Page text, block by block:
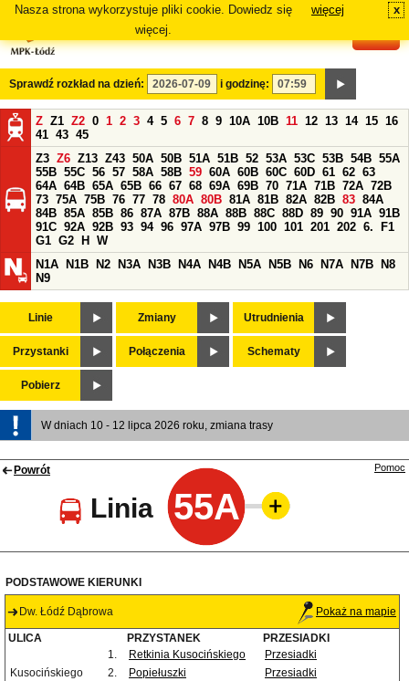
Nasza strona wykorzystuje pliki cookie. Dowiedz się
więcej.
więcej x
Sprawdź rozkład na dzień: i godzinę:
Z Z1 Z2 0 1 2 3 4 5 6 7 8 9 10A 10B 11 12 13 14 15 16
41 43 45
Z3 Z6 Z13 Z43 50A 50B 51A 51B 52 53A 53C 53B 54B 55A
55B 55C 56 57 58A 58B 59 60A 60B 60C 60D 61 62 63
64A 64B 65A 65B 66 67 68 69A 69B 70 71A 71B 72A 72B
73 75A 75B 76 77 78 80A 80B 81A 81B 82A 82B 83 84A
84B 85A 85B 86 87A 87B 88A 88B 88C 88D 89 90 91A 91B
91C 92A 92B 93 94 96 97A 97B 99 100 101 201 202 6.
F1
G1 G2 H
W
N1A
N1B N2 N3A N3B N4A N4B N5A N5B N6 N7A N7B
N8
N9
Linie Zmiany Utrudnienia
Przystanki Połączenia Schematy
Pobierz
W dniach 10 - 12 lipca 2026 roku, zmiana trasy
Powrót
Linia 55A
Pomoc
PODSTAWOWE KIERUNKI
Dw. Łódź Dąbrowa Pokaż na mapie
ULICA PRZYSTANEK
PRZESIADKI
1.
Retkinia Kusocińskiego
Przesiadki
Kusocińskiego
2. Popiełuszki
Przesiadki